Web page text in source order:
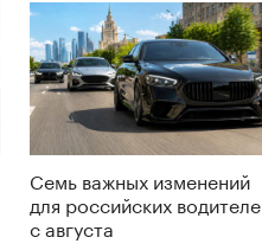
Семь важных изменений
для российских
с августа